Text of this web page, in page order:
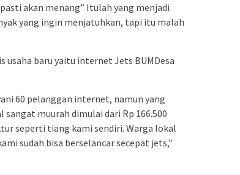
akan menang” Itulah yang menjadi
yang ingin menjatuhkan, tapi itu malah
baru yaitu internet Jets BUMDesa
60 pelanggan internet, namun yang
muurah dimulai dari Rp 166.500
seperti tiang kami sendiri. Warga lokal
sudah bisa berselancar secepat jets,”